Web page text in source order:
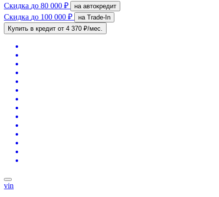
Скидка до 80 000 ₽ на автокредит
Скидка до 100 000 ₽
на Trade-In
Купить в кредит от 4 370 ₽/мес.
vin